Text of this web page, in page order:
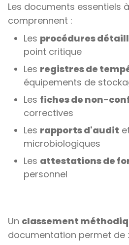
Les documents essentiels
comprennent :
Les procédures
point critique
Les registres de
équipements de
Les fiches de non-
correctives
Les rapports d'audit
microbiologiques
Les attestations de
personnel
Un classement
documentation permet de :